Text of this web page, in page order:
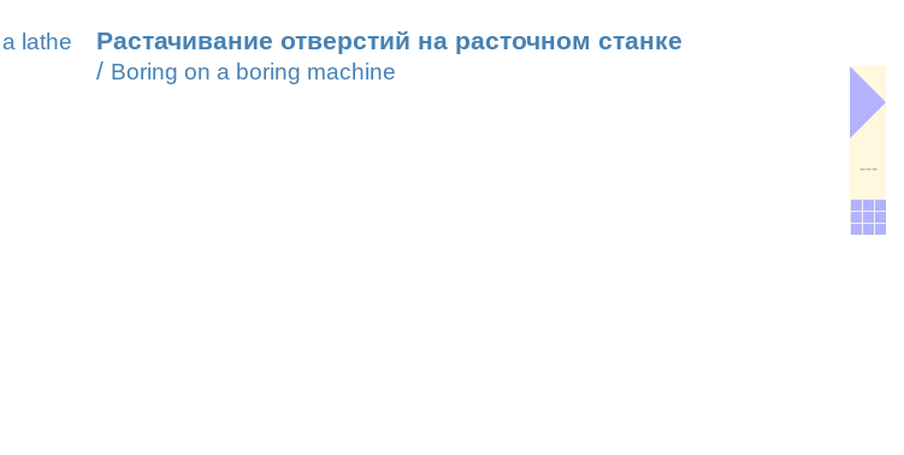
lathe
Растачивание отверстий на расточном станке
/ Boring on a boring machine
---